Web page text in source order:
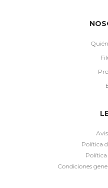
Política
Política
Condiciones